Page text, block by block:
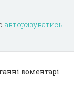
авторизуватись.
коментарі